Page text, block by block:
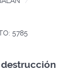
5785
destrucción